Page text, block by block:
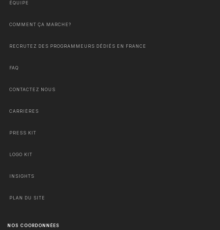
ÉQUIPE
COMMENT ÇA MARCHE?
RECRUTEZ DES PROGRAMMEURS DÉDIÉS EN FRANCE
FAQ
CONTACTEZ NOUS
CARRIÈRES
PRESS KIT
LOGO KIT
INSIGHTS
PLAN DU SITE
NOS COORDONNÉES